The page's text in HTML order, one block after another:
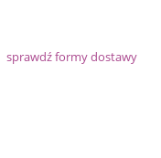
płatności
sprawdź formy dostawy